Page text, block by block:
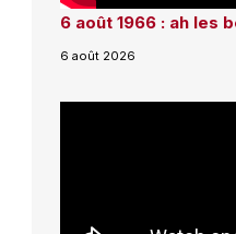
6 août 1966 : ah les
6 août 2026